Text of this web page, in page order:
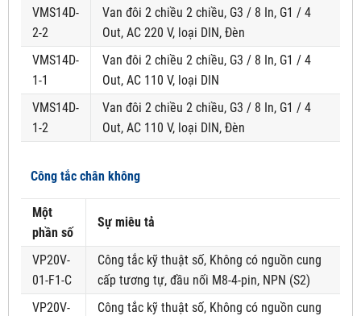
VMS14D-
2-2
Van đôi 2 chiều 2 chiều, G3 / 8 In, G1 / 4
Out, AC 220 V, loại DIN, Đèn
VMS14D-
1-1
Van đôi 2 chiều 2 chiều, G3 / 8 In, G1 / 4
Out, AC 110 V, loại DIN
VMS14D-
1-2
Van đôi 2 chiều 2 chiều, G3 / 8 In, G1 / 4
Out, AC 110 V, loại DIN, Đèn
Công tắc chân không
Một
phần số
Sự miêu tả
VP20V-
01-F1-C
Công tắc kỹ thuật số, Không có nguồn cung
cấp tương tự, đầu nối M8-4-pin, NPN (S2)
VP20V-
Công tắc kỹ thuật số, Không có nguồn cung